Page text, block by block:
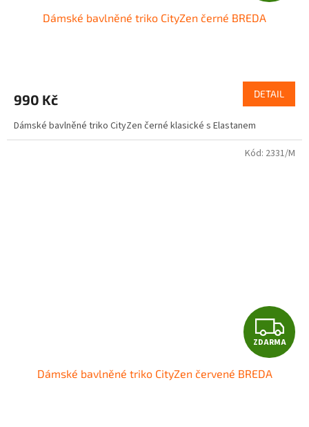
M
A
Dámské bavlněné triko CityZen černé BREDA
990 Kč DETAIL
Dámské bavlněné triko CityZen černé klasické s Elastanem
Z
D
ZDARMA
Dámské bavlněné triko CityZen červené BREDA
Kód: 2331/M